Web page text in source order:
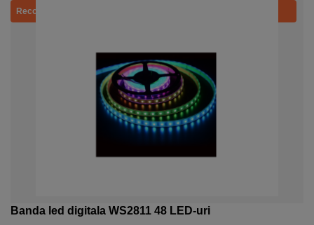
Recomandat
Banda led digitala WS2811 48 LED-uri